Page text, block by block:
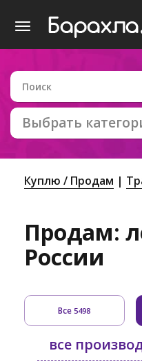
Выбрать
Куплю / Продам
Продам:
России
Все5498
все